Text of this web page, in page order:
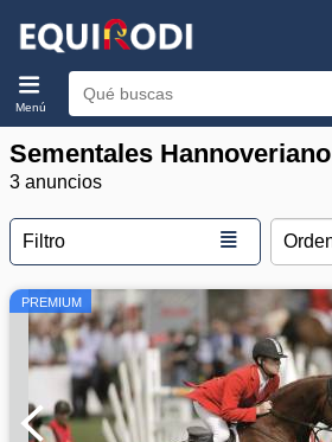
Menú
Sementales Hannoveriano
3 anuncios
Filtro ≣
PREMIUM